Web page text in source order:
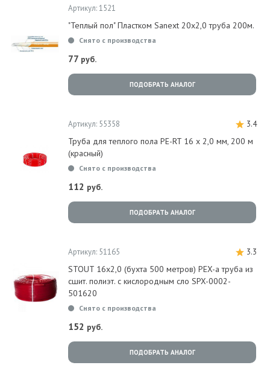
Артикул: 1521
"Теплый пол" Пластком Sanext 20х2,0 труба 200м.
Снято с производства
77 руб.
ПОДОБРАТЬ АНАЛОГ
Артикул: 55358 3.4
Труба для теплого пола PE-RT 16 х 2,0 мм, 200 м
(красный)
Снято с производства
112 руб.
ПОДОБРАТЬ АНАЛОГ
Артикул: 51165 3.3
STOUT 16х2,0 (бухта 500 метров) PEX-a труба из
сшит. полиэт. с кислородным сло SPX-0002-
501620
Снято с производства
152 руб.
ПОДОБРАТЬ АНАЛОГ